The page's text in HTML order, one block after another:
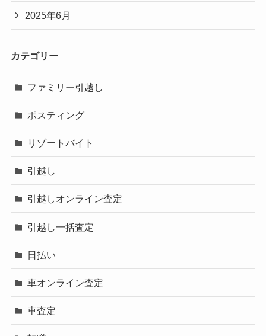
2025年6月
カテゴリー
ファミリー引越し
ポスティング
リゾートバイト
引越し
引越しオンライン査定
引越し一括査定
日払い
車オンライン査定
車査定